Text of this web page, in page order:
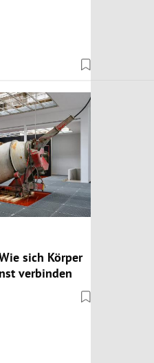
sich Körper
verbinden